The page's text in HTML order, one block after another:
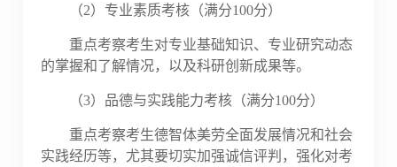
（2）专业素质考核（满分100分）
重点考察考生对专业基础知识、专业研究动态
的掌握和了解情况，以及科研创新成果等。
（3）品德与实践能力考核（满分100分）
重点考察考生德智体美劳全面发展情况和社会
实践经历等，尤其要切实加强诚信评判，强化对考